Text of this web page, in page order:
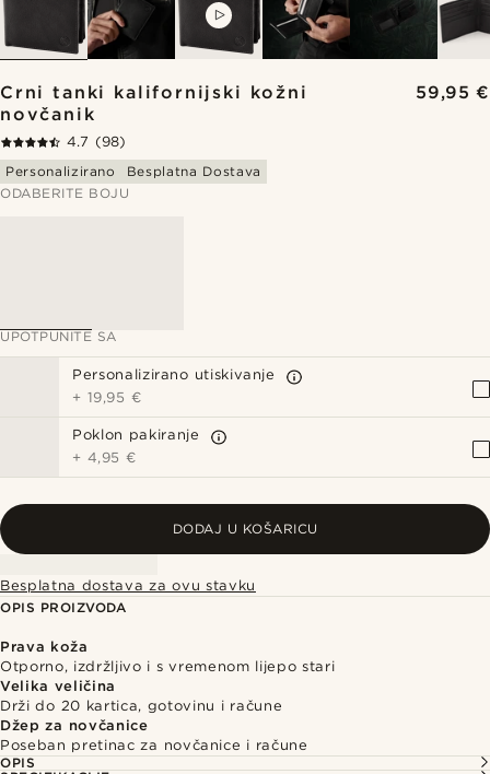
Crni tanki kalifornijski kožni
novčanik
59,95 €
4.7 (98)
Personalizirano
Besplatna Dostava
ODABERITE BOJU
UPOTPUNITE SA
Personalizirano utiskivanje
+ 19,95 €
Poklon pakiranje
+ 4,95 €
DODAJ U KOŠARICU
Besplatna dostava za ovu stavku
OPIS PROIZVODA
Prava koža
Otporno, izdržljivo i s vremenom lijepo stari
Velika veličina
Drži do 20 kartica, gotovinu i račune
Džep za novčanice
Poseban pretinac za novčanice i račune
OPIS